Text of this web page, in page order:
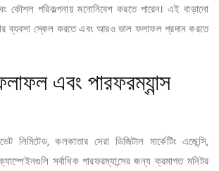
কৌশল পরিকল্পনায় মনোনিবেশ করতে পারেন। এই বাড়ানো
ব্যবসা স্কেল করতে এবং আরও ভাল ফলাফল প্রদান করতে
এবং পারফরম্যান্স
লিমিটেড, কলকাতার সেরা ডিজিটাল মার্কেটিং এজেন্সি,
সর্বাধিক পারফরম্যান্সের জন্য ক্রমাগত মনিটর